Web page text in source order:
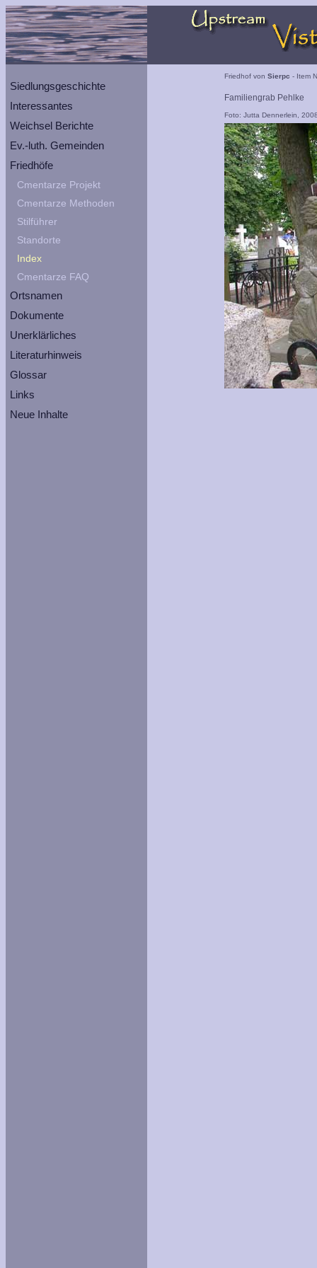
Siedlungsgeschichte
Interessantes
Weichsel Berichte
Ev.-luth. Gemeinden
Friedhöfe
Cmentarze Projekt
Cmentarze Methoden
Stilführer
Standorte
Index
Cmentarze FAQ
Ortsnamen
Dokumente
Unerklärliches
Literaturhinweis
Glossar
Links
Neue Inhalte
Friedhof von Sierpc - Item
Familiengrab Pehlke
Foto: Jutta Dennerlein,